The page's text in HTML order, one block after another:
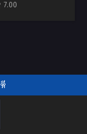
7.00
หี